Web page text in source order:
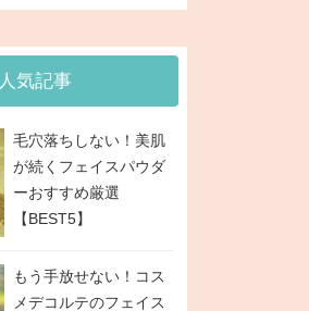
人気記事
毛穴落ちしない！美肌
が続くフェイスパウダ
ーおすすめ厳選
【BEST5】
もう手放せない！コス
メデコルテのフェイス